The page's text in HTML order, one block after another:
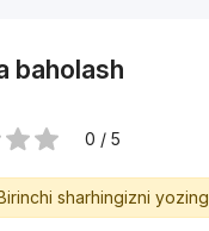
baholash
0 / 5
sharhingizni yozing